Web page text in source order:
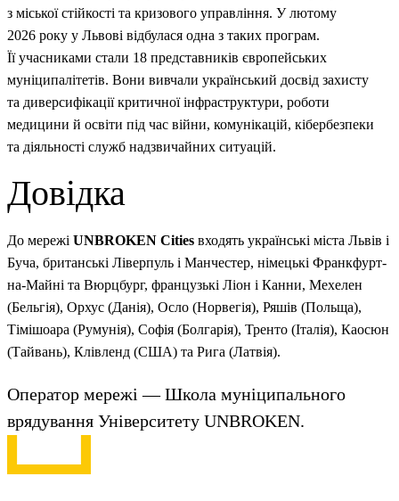
з міської стійкості та кризового управління. У лютому
2026 року у Львові відбулася одна з таких програм.
Її учасниками стали 18 представників європейських
муніципалітетів. Вони вивчали український досвід захисту
та диверсифікації критичної інфраструктури, роботи
медицини й освіти під час війни, комунікацій, кібербезпеки
та діяльності служб надзвичайних ситуацій.
Довідка
До мережі UNBROKEN Cities входять українські міста Львів і
Буча, британські Ліверпуль і Манчестер, німецькі Франкфурт-
на-Майні та Вюрцбург, французькі Ліон і Канни, Мехелен
(Бельгія), Орхус (Данія), Осло (Норвегія), Ряшів (Польща),
Тімішоара (Румунія), Софія (Болгарія), Тренто (Італія), Каосюн
(Тайвань), Клівленд (США) та Рига (Латвія).
Оператор мережі — Школа муніципального
врядування Університету UNBROKEN.